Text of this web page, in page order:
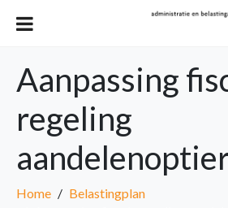
Aanpassing
regeling
Home
Belastingplan